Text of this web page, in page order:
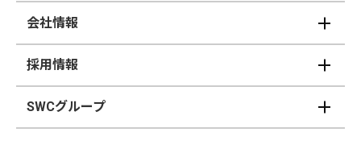
会社情報
採用情報
SWCグループ